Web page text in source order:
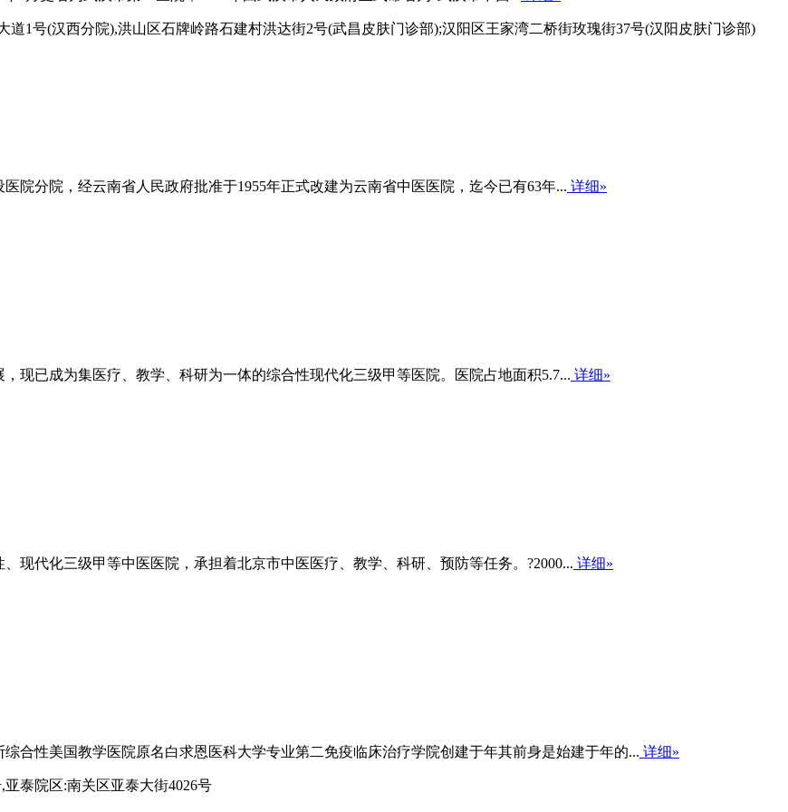
1号(汉西分院),洪山区石牌岭路石建村洪达街2号(武昌皮肤门诊部);汉阳区王家湾二桥街玫瑰街37号(汉阳皮肤门诊部)
院分院，经云南省人民政府批准于1955年正式改建为云南省中医医院，迄今已有63年... 详细»
现已成为集医疗、教学、科研为一体的综合性现代化三级甲等医院。医院占地面积5.7... 详细»
现代化三级甲等中医医院，承担着北京市中医医疗、教学、科研、预防等任务。?2000... 详细»
合性美国教学医院原名白求恩医科大学专业第二免疫临床治疗学院创建于年其前身是始建于年的... 详细»
泰院区:南关区亚泰大街4026号